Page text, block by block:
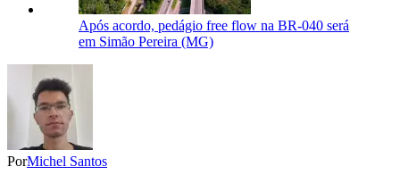
Após acordo, pedágio free flow na BR-040 será
em Simão Pereira (MG)
PorMichel Santos